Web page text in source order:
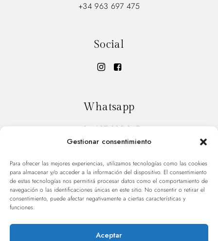
Gestionar consentimiento
Para ofrecer las mejores experiencias, utilizamos tecnologías como las cookies
para almacenar y/o acceder a la información del dispositivo. El consentimiento
de estas tecnologías nos permitirá procesar datos como el comportamiento de
navegación o las identificaciones únicas en este sitio. No consentir o retirar el
consentimiento, puede afectar negativamente a ciertas características y
funciones.
Aceptar
+34 963 697 475
Social
Whatsapp
+34 627 885 947
INICIO PORTFOLIO
HOLA BLOG